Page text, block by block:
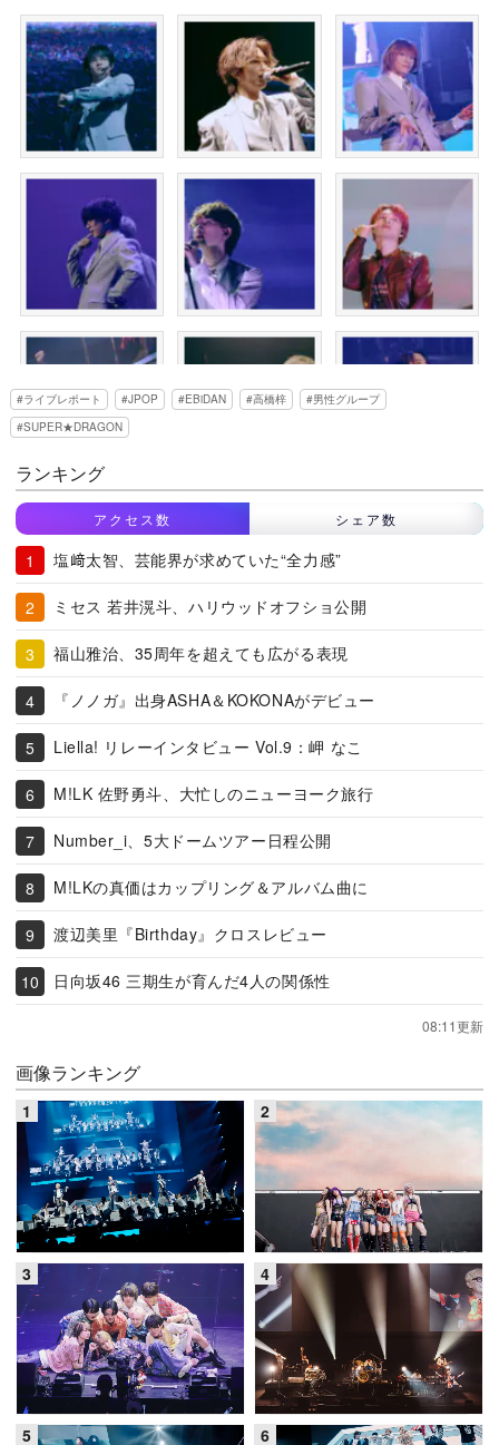
ライブレポート JPOP EBiDAN 高橋梓
男性グループ
SUPER★DRAGON
ランキング
アクセス数 シェア数
塩﨑太智、芸能界が求めていた“全力感”
ミセス 若井滉斗、ハリウッドオフショ公開
福山雅治、35周年を超えても広がる表現
『ノノガ』出身ASHA＆KOKONAがデビュー
Liella! リレーインタビュー Vol.9：岬 なこ
M!LK 佐野勇斗、大忙しのニューヨーク旅行
Number_i、5大ドームツアー日程公開
M!LKの真価はカップリング＆アルバム曲に
渡辺美里『Birthday』クロスレビュー
日向坂46 三期生が育んだ4人の関係性
08:11更新
画像ランキング